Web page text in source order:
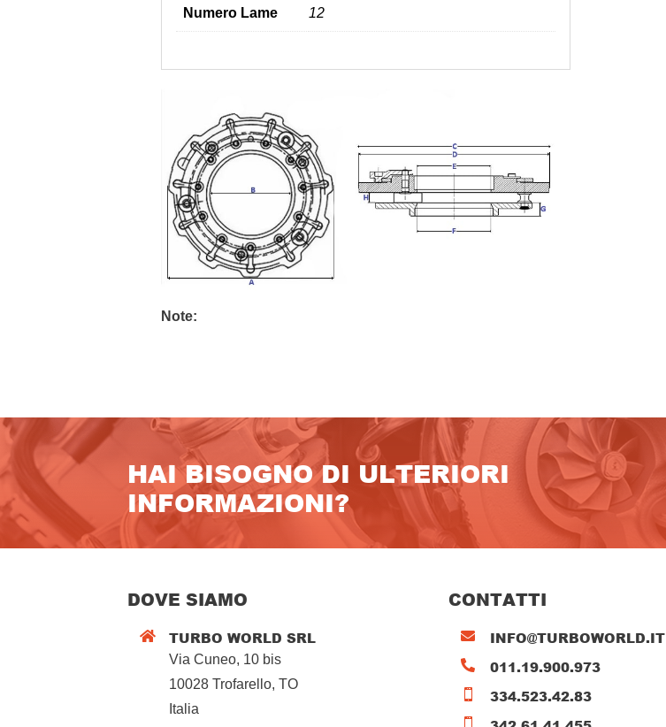
Numero Lame 12
Note:
HAI BISOGNO DI ULTERIORI
INFORMAZIONI?
DOVE SIAMO
 TURBO WORLD SRL
Via Cuneo, 10 bis
10028 Trofarello, TO
Italia
CONTATTI
 INFO@TURBOWORLD.IT
 011.19.900.973
 334.523.42.83
